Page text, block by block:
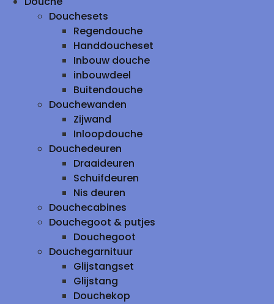
Douchesets
Regendouche
Handdoucheset
Inbouw douche
inbouwdeel
Buitendouche
Douchewanden
Zijwand
Inloopdouche
Douchedeuren
Draaideuren
Schuifdeuren
Nis deuren
Douchecabines
Douchegoot & putjes
Douchegoot
Douchegarnituur
Glijstangset
Glijstang
Douchekop